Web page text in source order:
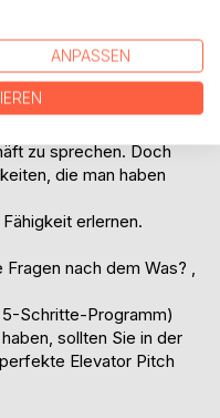
ich festgestellt
zu sprechen. Doch
die man haben
erlernen.
nach dem Was? ,
Schritte-Programm)
sollten Sie in der
Elevator Pitch
ANPASSEN